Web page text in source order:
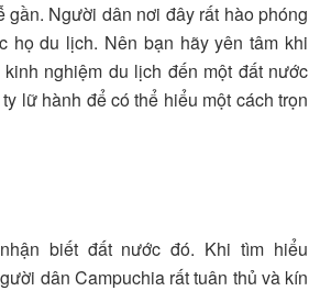
Người dân nơi đây rất hào phóng
họ du lịch. Nên bạn hãy yên tâm khi
nghiệm du lịch đến một đất nước
lữ hành để có thể hiểu một cách trọn
biết đất nước đó. Khi tìm hiểu
dân Campuchia rất tuân thủ và kín